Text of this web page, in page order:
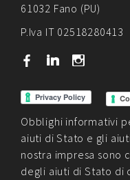
61032 Fano (PU)
P.Iva IT 02518280413
b j x
Obblighi informativi
aiuti di Stato e gli
nostra impresa sono
degli aiuti di Stato di